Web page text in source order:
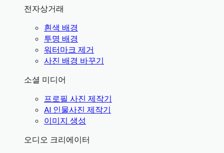
전자상거래
흰색 배경
투명 배경
워터마크 제거
사진 배경 바꾸기
소셜 미디어
프로필 사진 제작기
AI 인물사진 제작기
이미지 생성
오디오 크리에이터